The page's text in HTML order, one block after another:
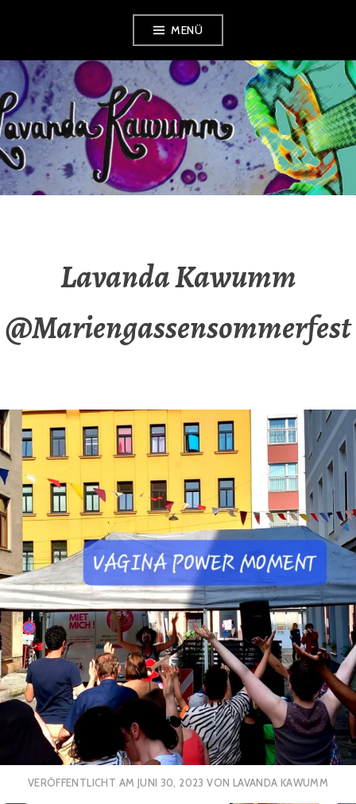
springen
MENÜ
LAVANDA
KAWUMM
Lavanda Kawumm
@Mariengassensommerfest
VERÖFFENTLICHT AM JUNI 30, 2023 VON LAVANDA KAWUMM